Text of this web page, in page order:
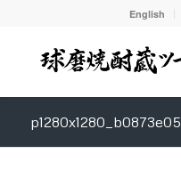
English
p1280x1280_b0873e05